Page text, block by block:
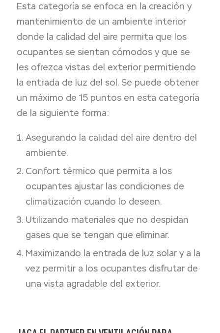
Esta categoría se enfoca en la creación y
mantenimiento de un ambiente interior
donde la calidad del aire permita que los
ocupantes se sientan cómodos y que se
les ofrezca vistas del exterior permitiendo
la entrada de luz del sol. Se puede obtener
un máximo de 15 puntos en esta categoría
de la siguiente forma:
Asegurando la calidad del aire dentro del
ambiente.
Confort térmico que permita a los
ocupantes ajustar las condiciones de
climatización cuando lo deseen.
Utilizando materiales que no despidan
gases que se tengan que eliminar.
Maximizando la entrada de luz solar y a la
vez permitir a los ocupantes disfrutar de
una vista agradable del exterior.